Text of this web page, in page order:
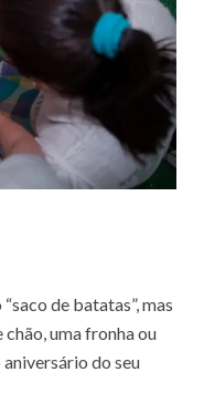
de batatas”, mas
chão, uma fronha ou
do seu